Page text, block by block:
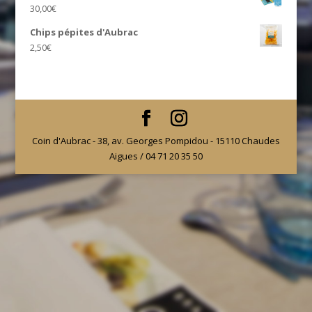
30,00€
Chips pépites d'Aubrac
2,50€
Coin d'Aubrac - 38, av. Georges Pompidou - 15110 Chaudes
Aigues / 04 71 20 35 50